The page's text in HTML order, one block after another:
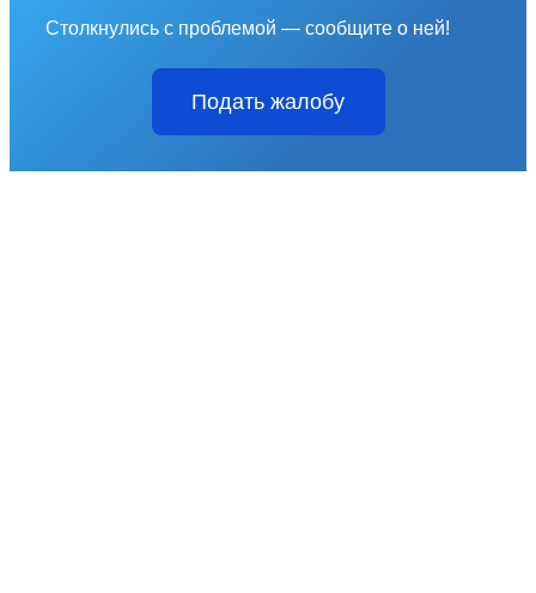
Столкнулись с проблемой — сообщите о ней!
Подать жалобу